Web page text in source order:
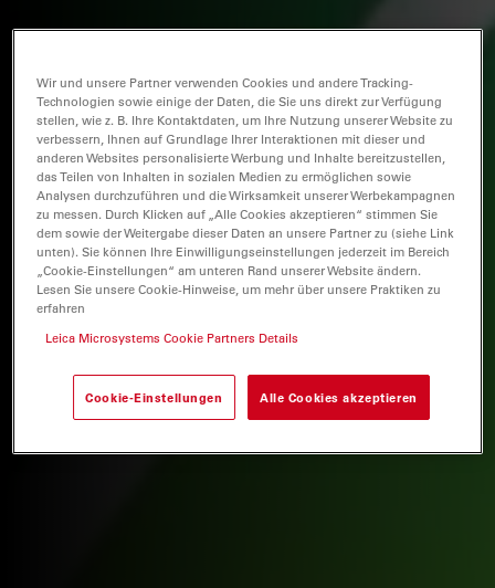
Wir und unsere Partner verwenden Cookies und andere Tracking-
Technologien sowie einige der Daten, die Sie uns direkt zur Verfügung
stellen, wie z. B. Ihre Kontaktdaten, um Ihre Nutzung unserer Website zu
verbessern, Ihnen auf Grundlage Ihrer Interaktionen mit dieser und
anderen Websites personalisierte Werbung und Inhalte bereitzustellen,
das Teilen von Inhalten in sozialen Medien zu ermöglichen sowie
Analysen durchzuführen und die Wirksamkeit unserer Werbekampagnen
zu messen. Durch Klicken auf „Alle Cookies akzeptieren“ stimmen Sie
dem sowie der Weitergabe dieser Daten an unsere Partner zu (siehe Link
unten). Sie können Ihre Einwilligungseinstellungen jederzeit im Bereich
„Cookie-Einstellungen“ am unteren Rand unserer Website ändern.
Lesen Sie unsere Cookie-Hinweise, um mehr über unsere Praktiken zu
erfahren
Leica Microsystems Cookie Partners Details
Cookie-Einstellungen Alle Cookies akzeptieren